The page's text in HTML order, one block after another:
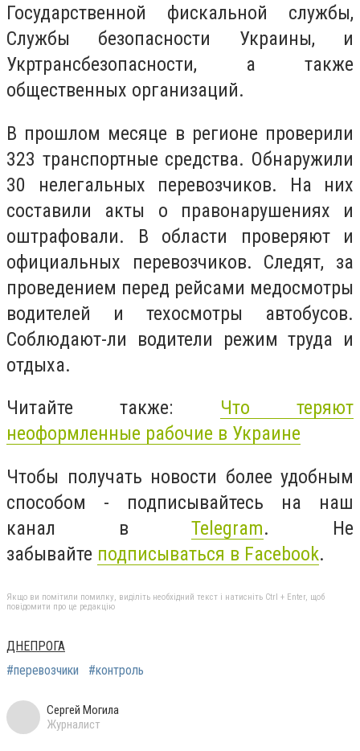
Государственной фискальной службы,
Службы безопасности Украины, и
Укртрансбезопасности, а также
общественных организаций.
В прошлом месяце в регионе проверили
323 транспортные средства. Обнаружили
30 нелегальных перевозчиков. На них
составили акты о правонарушениях и
оштрафовали. В области проверяют и
официальных перевозчиков. Следят, за
проведением перед рейсами медосмотры
водителей и техосмотры автобусов.
Соблюдают-ли водители режим труда и
отдыха.
Читайте также: Что теряют
неоформленные рабочие в Украине
Чтобы получать новости более удобным
способом - подписывайтесь на наш
канал вTelegram. Не
забывайте подписываться в Facebook.
Якщо ви помітили помилку, виділіть необхідний текст і натисніть Ctrl + Enter, щоб
повідомити про це редакцію
ДНЕПРОГА
#перевозчики
#контроль
Сергей Могила
Журналист